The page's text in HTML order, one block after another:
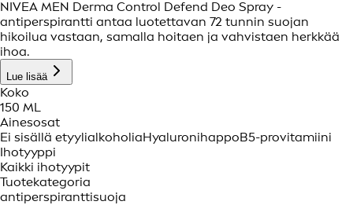
NIVEA MEN Derma Control Defend Deo Spray -
antiperspirantti antaa luotettavan 72 tunnin suojan
hikoilua vastaan, samalla hoitaen ja vahvistaen herkkää
ihoa.
Lue lisää
Koko
150 ML
Ainesosat
Ei sisällä etyylialkoholiaHyaluronihappoB5-provitamiini
Ihotyyppi
Kaikki ihotyypit
Tuotekategoria
antiperspiranttisuoja